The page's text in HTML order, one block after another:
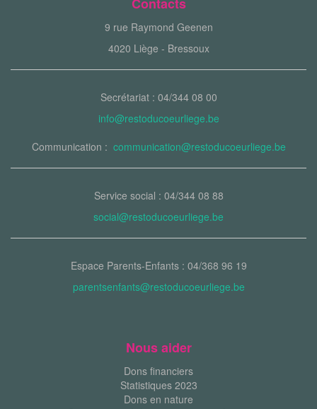
9 rue Raymond Geenen
4020 Liège - Bressoux
Secrétariat : 04/344 08 00
info@restoducoeurliege.be
Communication : communication@restoducoeurliege.be
Service social : 04/344 08 88
social@restoducoeurliege.be
Espace Parents-Enfants : 04/368 96 19
parentsenfants@restoducoeurliege.be
Nous aider
Dons financiers
Statistiques 2023
Dons en nature